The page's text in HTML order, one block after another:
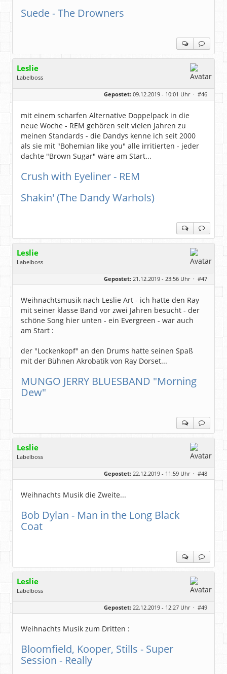
Suede - The Drowners
Leslie
Labelboss
Geschlecht:
keine Angabe
in der Mitte zwischen Kölnarena und Festhalle Ffm
Beiträge:
48743
Gepostet: 09.12.2019 - 10:01 Uhr · #46
mit einem scharfen Alternative Doppelpack in die
neue Woche - REM gehören seit vielen Jahren zu
meinen Standards - die Dandys kenne ich seit 2000
als sie mit "Bohemian like you" alle irritierten - jeder
dachte "Brown Sugar" wäre am Start...
Crush with Eyeliner - REM
Shakin' (The Dandy Warhols)
Leslie
Labelboss
in der Mitte zwischen Kölnarena und Festhalle Ffm
Beiträge:
48743
Gepostet: 21.12.2019 - 23:56 Uhr · #47
Weihnachtsmusik nach Leslie Art - ich hatte den Ray
mit seiner klasse Band vor zwei Jahren besucht - der
schöne Song hier unten - ein Evergreen - war auch
am Start :
der "Lockenkopf" an den Drums hatte seinen Spaß
mit der Bühnen Akrobatik von Ray Dorset...
MUNGO JERRY BLUESBAND "Morning
Dew"
Leslie
Labelboss
Geschlecht:
keine Angabe
in der Mitte zwischen Kölnarena und Festhalle Ffm
Beiträge:
48743
Gepostet: 22.12.2019 - 11:59 Uhr · #48
Weihnachts Musik die Zweite...
Bob Dylan - Man in the Long Black
Coat
Leslie
Labelboss
in der Mitte zwischen Kölnarena und Festhalle Ffm
Beiträge:
48743
Gepostet: 22.12.2019 - 12:27 Uhr · #49
Weihnachts Musik zum Dritten :
Bloomfield, Kooper, Stills - Super
Session - Really